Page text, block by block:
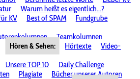
Warum heißt es eigentlich...?
KV
Best of SPAM
Fundgrube
Teamkolumnen
Hören & Sehen: Hörtexte
Video-
Unsere TOP 10
Daily Challenge
Plagiate
Bücher unserer Autoren